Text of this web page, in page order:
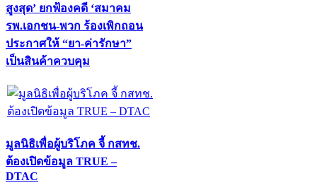
สูงสุด’ ยกฟ้องคดี ‘สมาคม
รพ.เอกชน-พวก ร้องเพิกถอน
ประกาศให้ “ยา-ค่ารักษา”
เป็นสินค้าควบคุม
มูลนิธิเพื่อผู้บริโภค จี้ กสทช.
ต้องเปิดข้อมูล TRUE –
DTAC